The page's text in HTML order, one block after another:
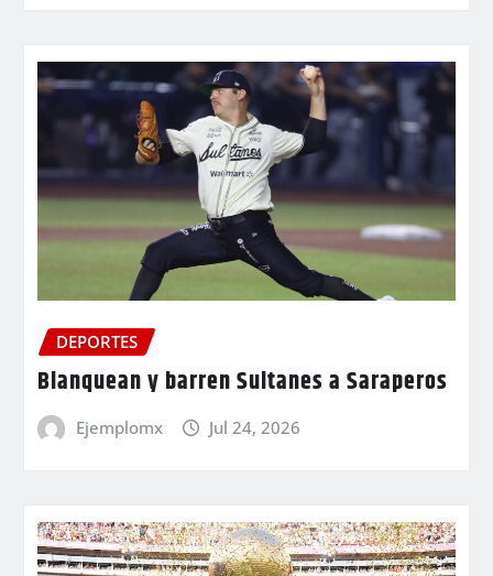
DEPORTES
Blanquean y barren Sultanes a Saraperos
Ejemplomx Jul 24, 2026